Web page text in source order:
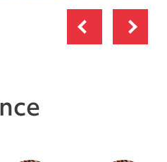
Previous Next